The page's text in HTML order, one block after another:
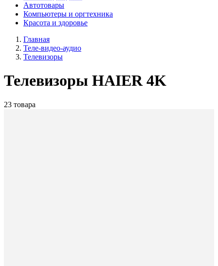
Автотовары
Компьютеры и оргтехника
Красота и здоровье
Главная
Теле-видео-аудио
Телевизоры
Телевизоры HAIER 4K
23 товара